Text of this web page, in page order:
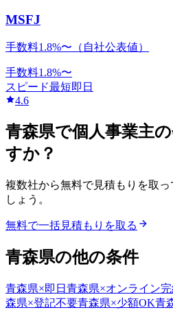
MSFJ
手数料1.8%〜（自社公表値）
手数料1.8%〜
スピード最短即日
4.6
青森県で個人事業主
すか？
複数社から無料で見積もりを取
しょう。
無料で一括見積もりを取る
青森県の他の条件
青森県×即日 青森県×オンライン
森県×登記不要青森県×少額OK青